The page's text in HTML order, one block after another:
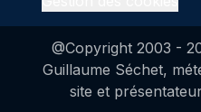
@Copyright 2003 -
Guillaume Séchet,
site et